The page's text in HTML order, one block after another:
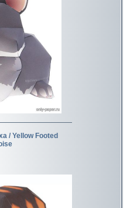
/ Yellow Footed